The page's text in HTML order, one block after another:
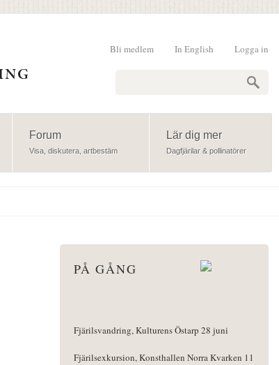
Logga in
In English
Bli medlem
Forum
Visa, diskutera, artbestäm
Lär dig mer
Dagfjärilar & pollinatörer
PÅ GÅNG
Fjärilsvandring, Kulturens Östarp 28 juni
Fjärilsexkursion, Konsthallen Norra Kvarken 11